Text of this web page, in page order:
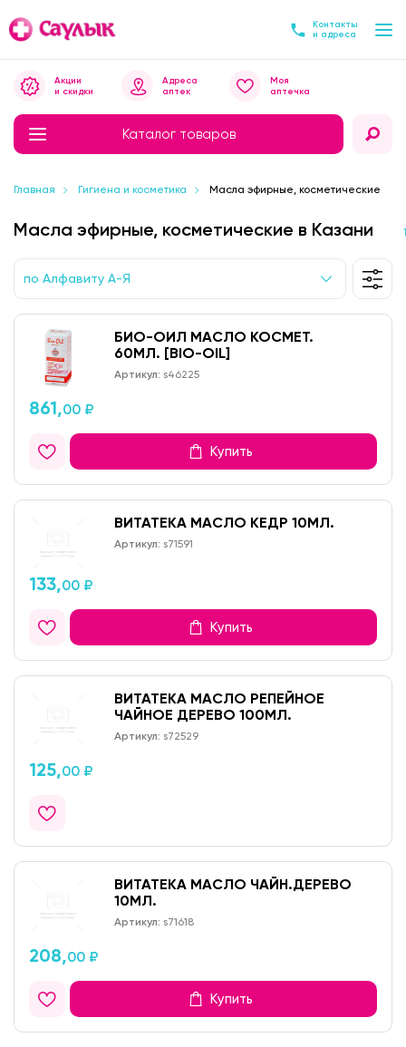
Контакты
и адреса
Каталог товаров
Акции
и скидки
Адреса
аптек
Моя
аптечка
Главная Гигиена и косметика Масла эфирные, косметические
Масла эфирные, косметические в Казани
по Алфавиту А-Я
БИО-ОИЛ МАСЛО КОСМЕТ.
60МЛ. [BIO-OIL]
Артикул: s46225
861,00 ₽
Купить
ВИТАТЕКА МАСЛО КЕДР 10МЛ.
Артикул: s71591
133,00 ₽
Купить
ВИТАТЕКА МАСЛО РЕПЕЙНОЕ
ЧАЙНОЕ ДЕРЕВО 100МЛ.
Артикул: s72529
125,00 ₽
ВИТАТЕКА МАСЛО ЧАЙН.ДЕРЕВО
10МЛ.
Артикул: s71618
208,00 ₽
Купить